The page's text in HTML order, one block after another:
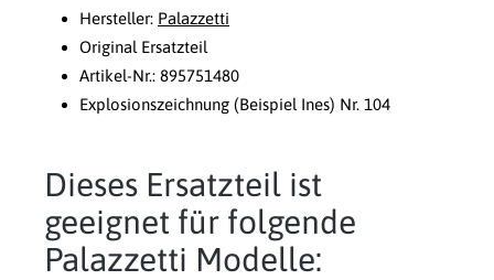
Hersteller: Palazzetti
Original Ersatzteil
Artikel-Nr.: 895751480
Explosionszeichnung (Beispiel Ines) Nr. 104
Dieses Ersatzteil ist
geeignet für folgende
Palazzetti Modelle: